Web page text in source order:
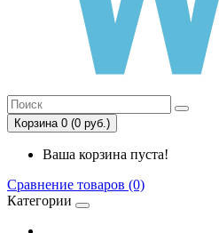
Корзина 0 (0 руб.)
Ваша корзина пуста!
Сравнение товаров (0)
Категории